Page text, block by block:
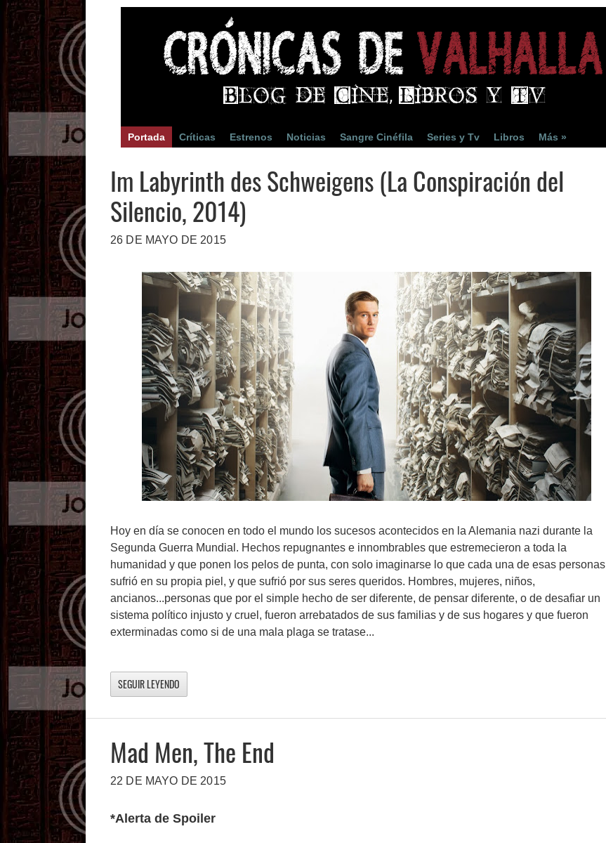
Portada Críticas Estrenos Noticias Sangre Cinéfila Series y Tv Libros Más »
Im Labyrinth des Schweigens (La Conspiración del
Silencio, 2014)
26 DE MAYO DE 2015
Hoy en día se conocen en todo el mundo los sucesos acontecidos en la Alemania nazi durante la
Segunda Guerra Mundial. Hechos repugnantes e innombrables que estremecieron a toda la
humanidad y que ponen los pelos de punta, con solo imaginarse lo que cada una de esas personas
sufrió en su propia piel, y que sufrió por sus seres queridos. Hombres, mujeres, niños,
ancianos...personas que por el simple hecho de ser diferente, de pensar diferente, o de desafiar un
sistema político injusto y cruel, fueron arrebatados de sus familias y de sus hogares y que fueron
exterminadas como si de una mala plaga se tratase...
SEGUIR LEYENDO
Mad Men, The End
22 DE MAYO DE 2015
*Alerta de Spoiler